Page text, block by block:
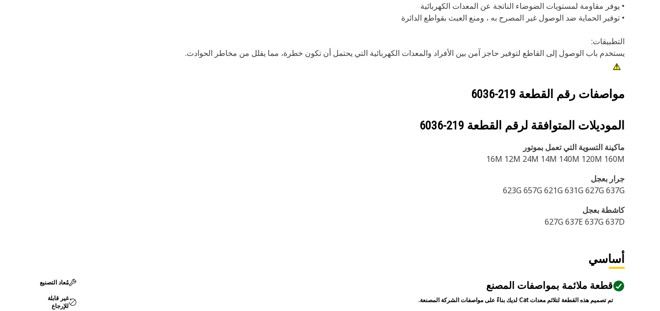
• يوفر مقاومة لمستويات الضوضاء الناتجة عن المعدات الكهربائية
• توفير الحماية ضد الوصول غير المصرح به ، ومنع العبث بقواطع الدائرة
التطبيقات:
يستخدم باب الوصول إلى القاطع لتوفير حاجز آمن بين الأفراد والمعدات الكهربائية التي يحتمل أن تكون خطرة، مما يقلل من مخاطر الحوادث.
مواصفات رقم القطعة 219-6036
الموديلات المتوافقة لرقم القطعة 219-6036
ماكينة التسوية التي تعمل بموتور
16M 12M 24M 14M 140M 120M 160M
جرار بعجل
623G 657G 621G 631G 627G 637G
كاشطة بعجل
627G 637E 637G 637D
أساسي
قطعة ملائمة بمواصفات المصنع
تم تصميم هذه القطعة لتلائم معدات Cat لديك بناءً على مواصفات الشركة المصنعة.
مُعاد التصنيع
غير قابلة
للإرجاع